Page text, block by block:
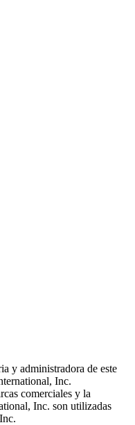
y administradora de este
Inc.
comerciales y la
Inc. son utilizadas